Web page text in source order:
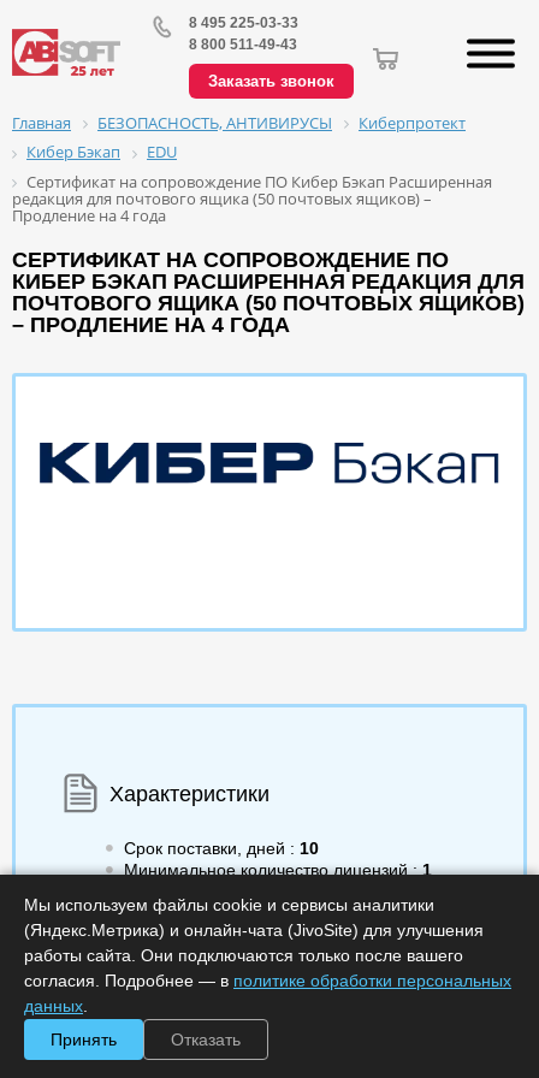
8 495 225-03-33
8 800 511-49-43
Заказать звонок
Главная БЕЗОПАСНОСТЬ, АНТИВИРУСЫ
Киберпротект
Кибер Бэкап
EDU
Сертификат на сопровождение ПО Кибер Бэкап Расширенная
редакция для почтового ящика (50 почтовых ящиков) –
Продление на 4 года
СЕРТИФИКАТ НА СОПРОВОЖДЕНИЕ ПО
КИБЕР БЭКАП РАСШИРЕННАЯ РЕДАКЦИЯ ДЛЯ
ПОЧТОВОГО ЯЩИКА (50 ПОЧТОВЫХ ЯЩИКОВ)
– ПРОДЛЕНИЕ НА 4 ГОДА
Характеристики
Срок поставки, дней : 10
Минимальное количество лицензий :1
Артикул :EAPP50MBCRN4
Обработка заказа :в рабочее время
34 032.00a
Мы используем файлы cookie и сервисы аналитики
(Яндекс.Метрика) и онлайн-чата (JivoSite) для улучшения
работы сайта. Они подключаются только после вашего
согласия. Подробнее — в политике обработки персональных
данных
Принять
Отказать